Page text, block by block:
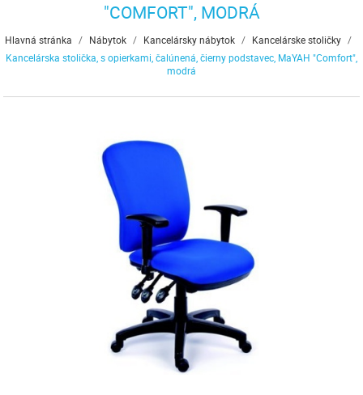
"COMFORT", MODRÁ
Hlavná stránka / Nábytok / Kancelársky nábytok / Kancelárske stoličky /
Kancelárska stolička, s opierkami, čalúnená, čierny podstavec, MaYAH "Comfort",
modrá